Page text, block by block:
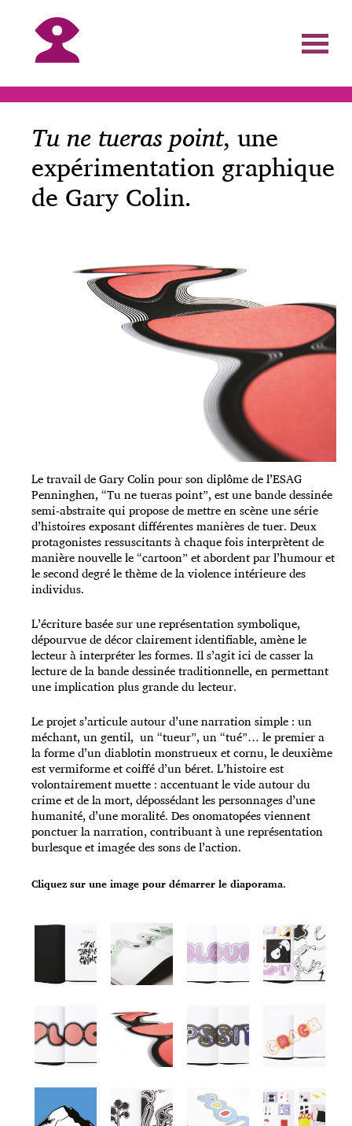
Tu ne tueras point, une
expérimentation graphique
de Gary Colin.
Le travail de Gary Colin pour son diplôme de l’ESAG
Penninghen, “Tu ne tueras point”, est une bande dessinée
semi-abstraite qui propose de mettre en scène une série
d’histoires exposant différentes manières de tuer. Deux
protagonistes ressuscitants à chaque fois interprètent de
manière nouvelle le “cartoon” et abordent par l’humour et
le second degré le thème de la violence intérieure des
individus.
L’écriture basée sur une représentation symbolique,
dépourvue de décor clairement identifiable, amène le
lecteur à interpréter les formes. Il s’agit ici de casser la
lecture de la bande dessinée traditionnelle, en permettant
une implication plus grande du lecteur.
Le projet s’articule autour d’une narration simple : un
méchant, un gentil, un “tueur”, un “tué”… le premier a
la forme d’un diablotin monstrueux et cornu, le deuxième
est vermiforme et coiffé d’un béret. L’histoire est
volontairement muette : accentuant le vide autour du
crime et de la mort, dépossédant les personnages d’une
humanité, d’une moralité. Des onomatopées viennent
ponctuer la narration, contribuant à une représentation
burlesque et imagée des sons de l’action.
Cliquez sur une image pour démarrer le diaporama.